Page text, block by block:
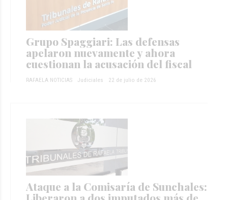
Grupo Spaggiari: Las defensas
apelaron nuevamente y ahora
cuestionan la acusación del fiscal
RAFAELA NOTICIAS Judiciales 22 de julio de 2026
Ataque a la Comisaría de Sunchales: